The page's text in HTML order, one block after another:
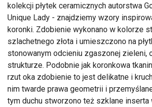
kolekcji płytek ceramicznych autorstwa
Unique Lady - znajdziemy wzory
koronki. Zdobienie wykonano w kolorze
szlachetnego złota i umieszczono na
stonowanym odcieniu zgaszonej zieleni,
strukturze. Podobnie jak koronkowa
rzut oka zdobienie to jest delikatne i
nim twarde prawa geometrii i
tym duchu stworzono też szklane inserta